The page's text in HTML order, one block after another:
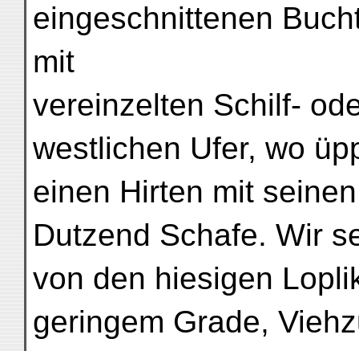
eingeschnittenen
mit
vereinzelten Schilf-
westlichen Ufer, wo
einen Hirten mit
Dutzend Schafe. Wir
von den hiesigen
geringem Grade,